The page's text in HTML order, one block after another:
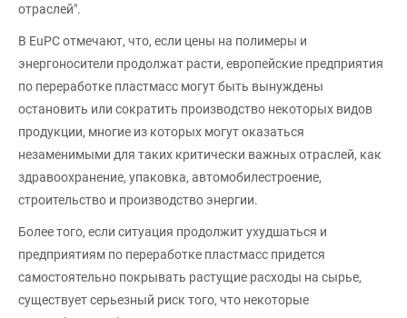
отраслей".
В EuPC отмечают, что, если цены на полимеры и
энергоносители продолжат расти, европейские предприятия
по переработке пластмасс могут быть вынуждены
остановить или сократить производство некоторых видов
продукции, многие из которых могут оказаться
незаменимыми для таких критически важных отраслей, как
здравоохранение, упаковка, автомобилестроение,
строительство и производство энергии.
Более того, если ситуация продолжит ухудшаться и
предприятиям по переработке пластмасс придется
самостоятельно покрывать растущие расходы на сырье,
существует серьезный риск того, что некоторые